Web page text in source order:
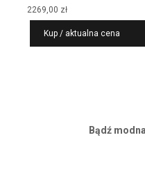
2269,00 zł
Kup / aktualna cena
Bądź modna